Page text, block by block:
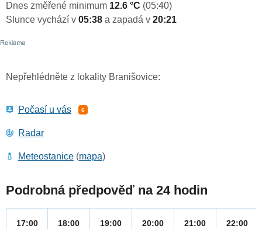
Dnes změřené minimum 12.6 °C (05:40)
Slunce vychází v 05:38 a zapadá v 20:21
Nepřehlédněte z lokality Branišovice:
Počasí u vás 6
Radar
Meteostanice (mapa)
Podrobná předpověď na 24 hodin
17:00 18:00 19:00 20:00 21:00 22:00